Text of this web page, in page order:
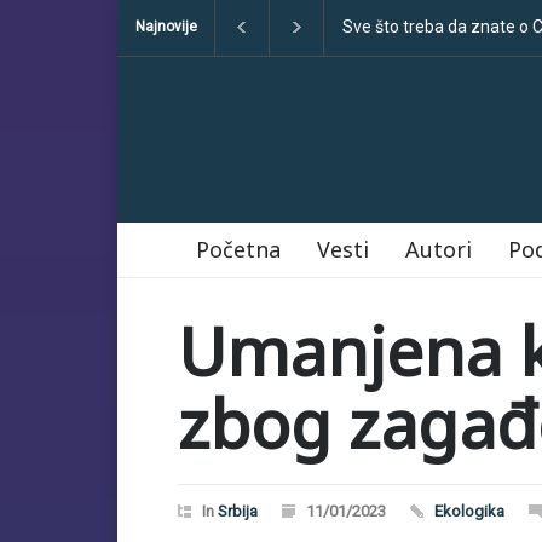
Najnovije Klimatske dezinformacije
Početna Vesti Autori
Umanjena
zbog
In Srbija 11/01/2023 Ekologika